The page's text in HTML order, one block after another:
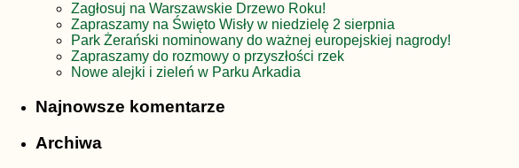
Zagłosuj na Warszawskie Drzewo Roku!
Zapraszamy na Święto Wisły w niedzielę 2 sierpnia
Park Żerański nominowany do ważnej europejskiej nagrody!
Zapraszamy do rozmowy o przyszłości rzek
Nowe alejki i zieleń w Parku Arkadia
Najnowsze komentarze
Archiwa